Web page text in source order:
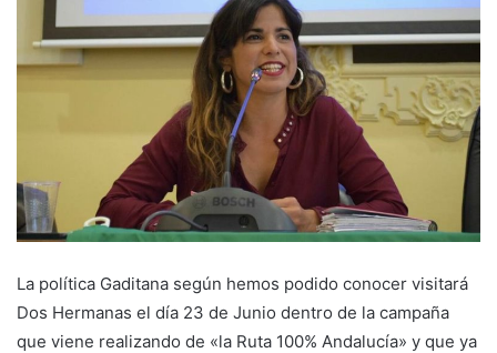
La política Gaditana según hemos podido conocer visitará
Dos Hermanas el día 23 de Junio dentro de la campaña
que viene realizando de «la Ruta 100% Andalucía» y que ya